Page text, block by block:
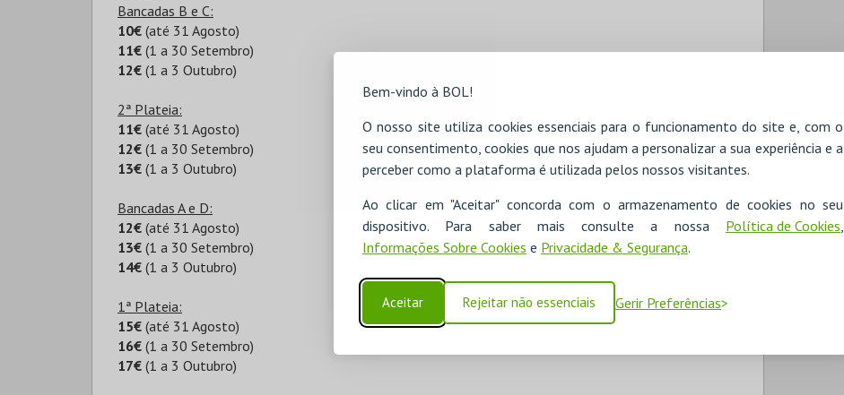
Bem-vindo à BOL!
O nosso site utiliza cookies essenciais para o funcionamento do site e, com o
seu consentimento, cookies que nos ajudam a personalizar a sua experiência e a
perceber como a plataforma é utilizada pelos nossos visitantes.
Ao clicar em "Aceitar" concorda com o armazenamento de cookies no seu
dispositivo. Para saber mais consulte a nossa Política de Cookies,
Informações Sobre Cookies e Privacidade & Segurança.
Aceitar Rejeitar não essenciais Gerir Preferências
Bancadas B e C:
10€ (até 31 Agosto)
11€ (1 a 30 Setembro)
12€ (1 a 3 Outubro)
2ª Plateia:
11€ (até 31 Agosto)
12€ (1 a 30 Setembro)
13€ (1 a 3 Outubro)
Bancadas A e D:
12€ (até 31 Agosto)
13€ (1 a 30 Setembro)
14€ (1 a 3 Outubro)
1ª Plateia:
15€ (até 31 Agosto)
16€ (1 a 30 Setembro)
17€ (1 a 3 Outubro)